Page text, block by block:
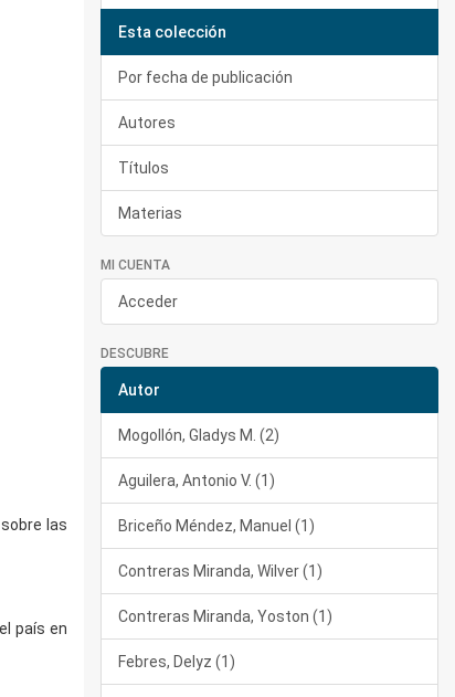
las
país en
Esta colección
Por fecha de publicación
Autores
Títulos
Materias
MI CUENTA
Acceder
DESCUBRE
Autor
Mogollón, Gladys M. (2)
Aguilera, Antonio V. (1)
Briceño Méndez, Manuel (1)
Contreras Miranda, Wilver (1)
Contreras Miranda, Yoston (1)
Febres, Delyz (1)